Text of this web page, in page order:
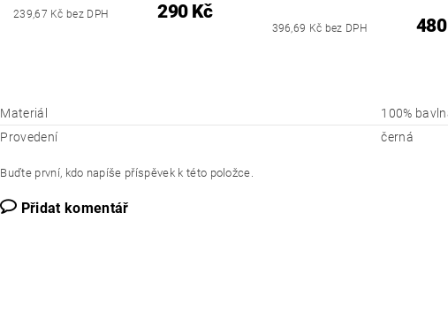
239,67 Kč bez DPH 290 Kč
396,69 Kč bez DPH
Materiál
100%
Provedení
černá
Buďte první, kdo napíše příspěvek k této položce.
Přidat komentář